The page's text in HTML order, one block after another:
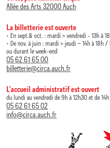
Allée des Arts 32000 Auch
La billetterie est ouverte
• En sept.& oct. : mardi > vendredi - 13h à
• De nov. à juin : mardi > jeudi – 14h à 18h
ou durant le week-end
05 62 61 65 00
billetterie@circa.auch.fr
L’accueil administratif est ouvert
du lundi au vendredi de 9h à 12h30 et de 14h
05 62 61 65 02
info@circa.auch.fr